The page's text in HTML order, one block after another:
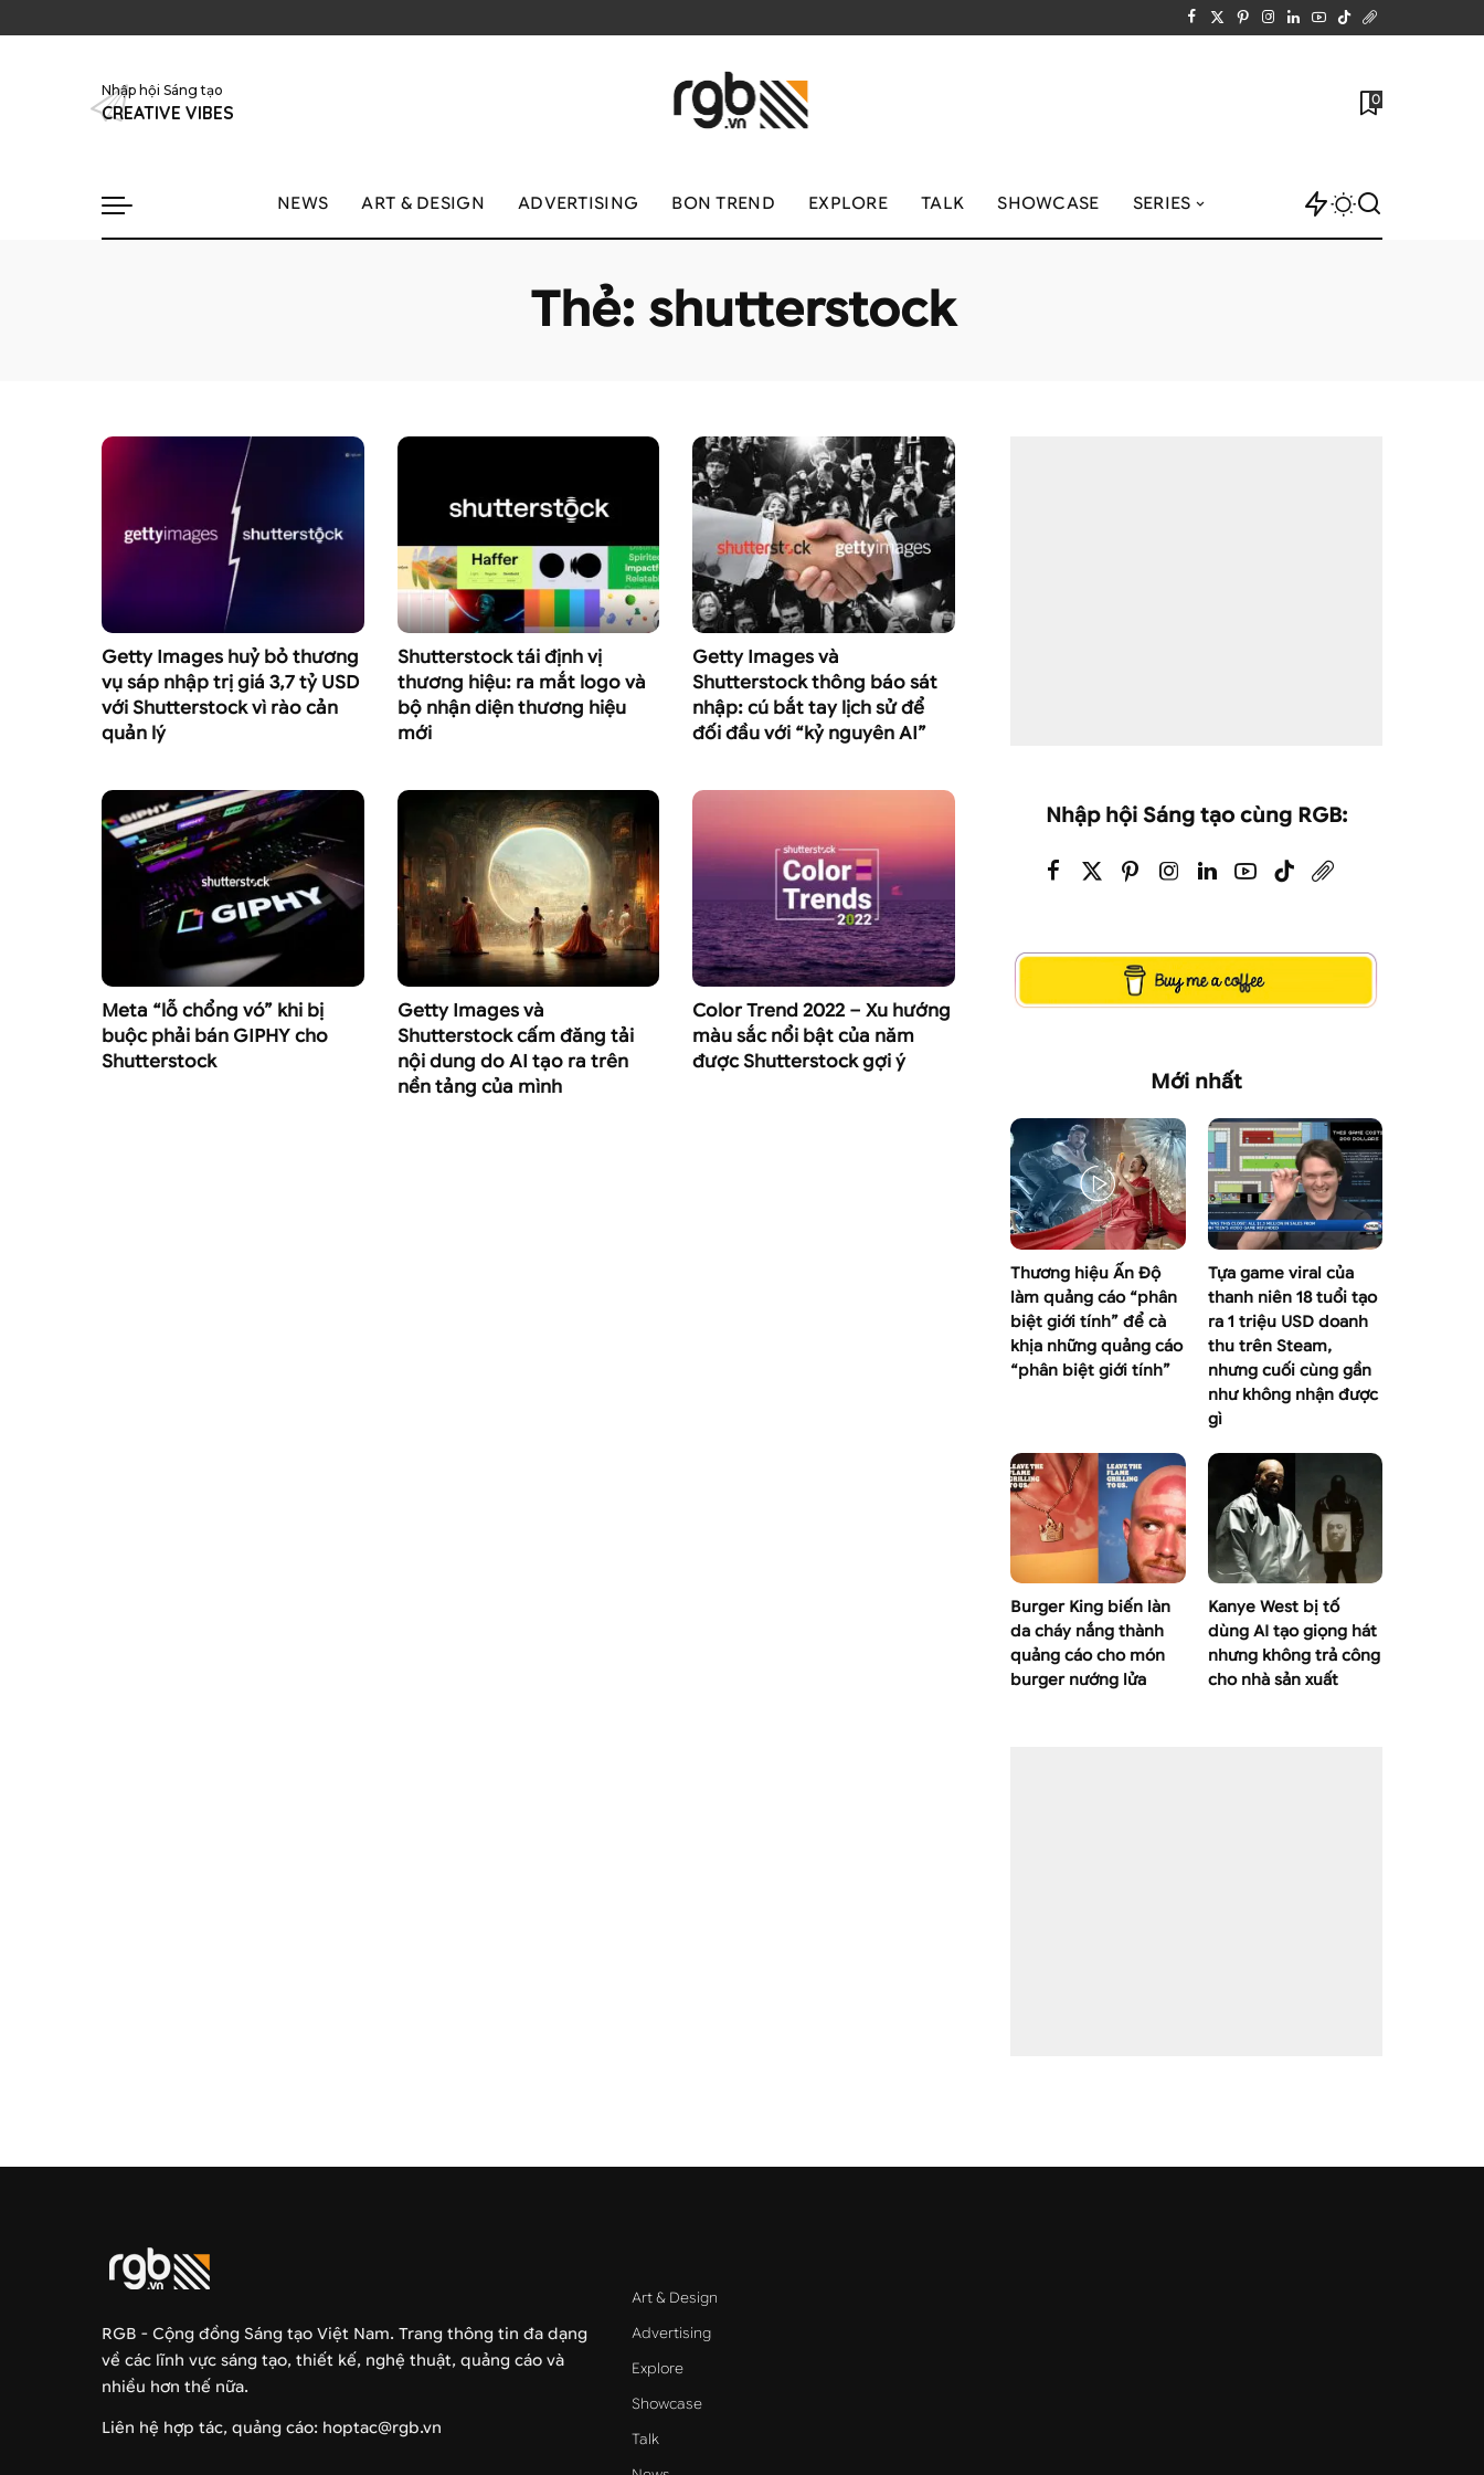
Nhập hội Sáng tạo
CREATIVE VIBES
0
NEWS ART & DESIGN ADVERTISING BON TREND EXPLORE TALK SHOWCASE SERIES
Thẻ: shutterstock
Getty Images huỷ bỏ thương
vụ sáp nhập trị giá 3,7 tỷ USD
với Shutterstock vì rào cản
quản lý
Shutterstock tái định vị
thương hiệu: ra mắt logo và
bộ nhận diện thương hiệu
mới
Getty Images và
Shutterstock thông báo sát
nhập: cú bắt tay lịch sử để
đối đầu với “kỷ nguyên AI”
Meta “lỗ chổng vó” khi bị
buộc phải bán GIPHY cho
Shutterstock
Getty Images và
Shutterstock cấm đăng tải
nội dung do AI tạo ra trên
nền tảng của mình
Color Trend 2022 – Xu hướng
màu sắc nổi bật của năm
được Shutterstock gợi ý
Nhập hội Sáng tạo cùng RGB:
Mới nhất
Thương hiệu Ấn Độ
làm quảng cáo “phân
biệt giới tính” để cà
khịa những quảng cáo
“phân biệt giới tính”
Tựa game viral của
thanh niên 18 tuổi tạo
ra 1 triệu USD doanh
thu trên Steam,
nhưng cuối cùng gần
như không nhận được
gì
Burger King biến làn
da cháy nắng thành
quảng cáo cho món
burger nướng lửa
Kanye West bị tố
dùng AI tạo giọng hát
nhưng không trả công
cho nhà sản xuất
RGB - Cộng đồng Sáng tạo Việt Nam. Trang thông tin đa dạng
về các lĩnh vực sáng tạo, thiết kế, nghệ thuật, quảng cáo và
nhiều hơn thế nữa.
Liên hệ hợp tác, quảng cáo: hoptac@rgb.vn
Art & Design
Advertising
Explore
Showcase
Talk